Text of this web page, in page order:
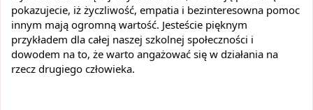
pokazujecie, iż życzliwość, empatia i bezinteresowna pomoc
innym mają ogromną wartość. Jesteście pięknym
przykładem dla całej naszej szkolnej społeczności i
dowodem na to, że warto angażować się w działania na
rzecz drugiego człowieka.